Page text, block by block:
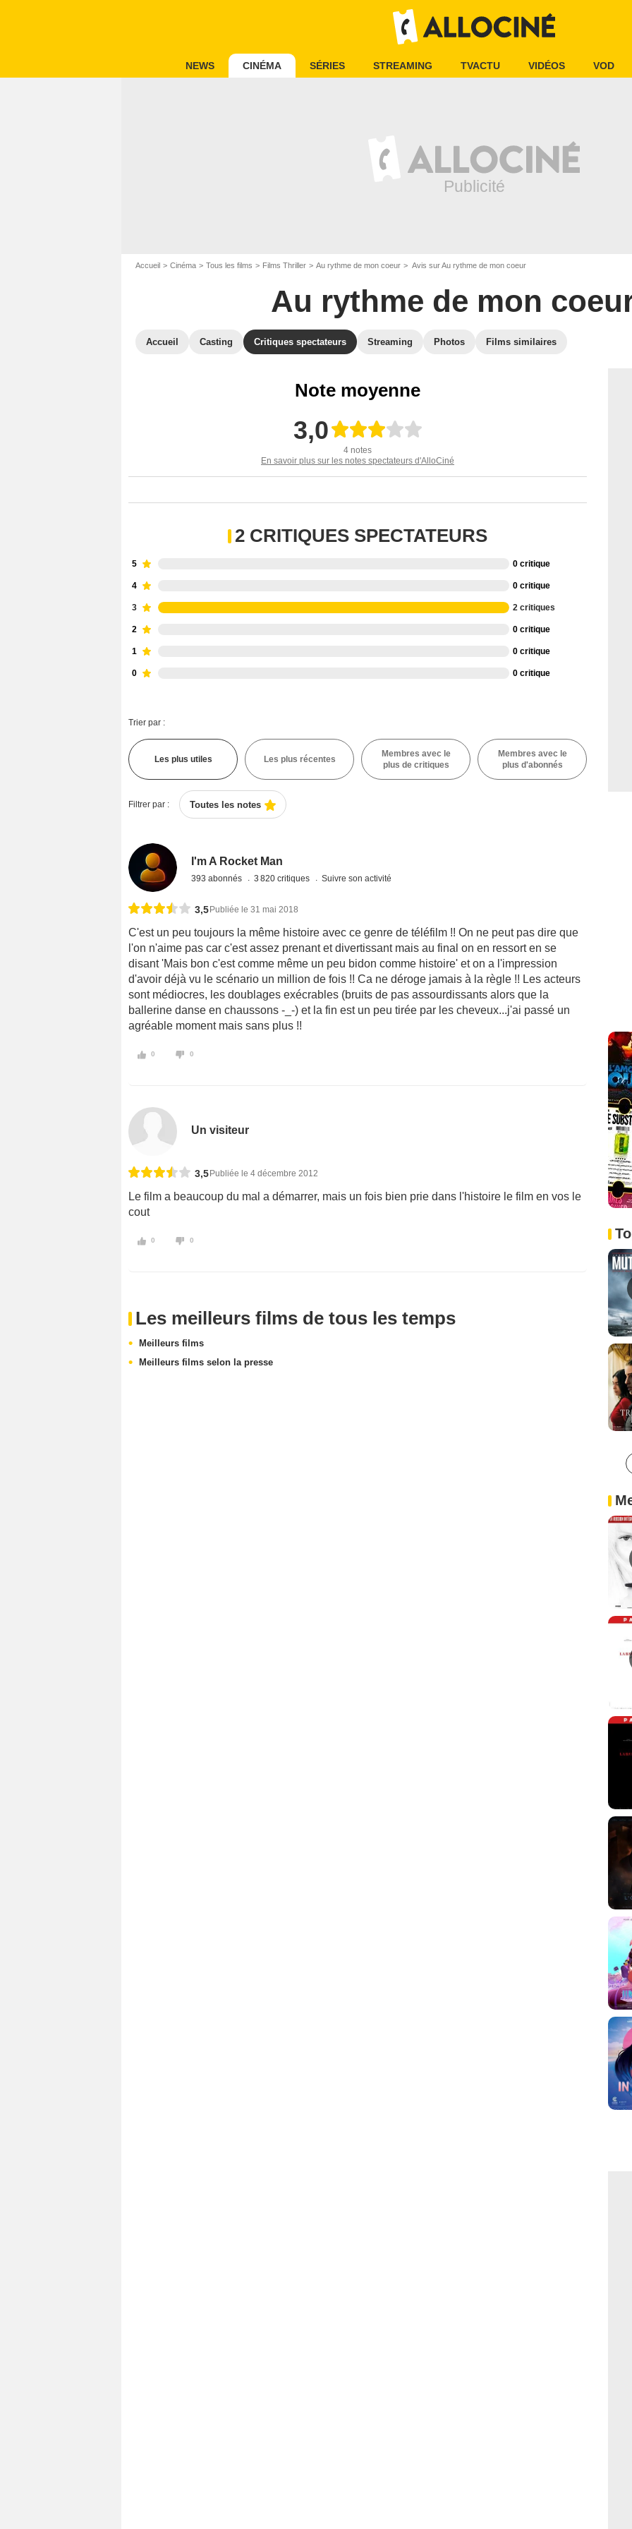
NEWS CINÉMA SÉRIES STREAMING TVACTU VIDÉOS VOD
Accueil Cinéma Tous les films Films Thriller Au rythme de mon coeur Avis sur Au rythme de mon coeur
Au rythme de mon
Accueil Casting Critiques spectateurs Streaming Photos Films similaires
Note moyenne
3,0
4 notes
En savoir plus sur les notes spectateurs d'AlloCiné
2 CRITIQUES SPECTATEURS
5 0 critique
4 0 critique
3 2 critiques
2 0 critique
1 0 critique
0 0 critique
Trier par :
Les plus utiles Les plus récentes
Membres avec le
plus de critiques
Membres avec le
plus d'abonnés
Filtrer par : Toutes les notes
I'm A Rocket Man
393 abonnés 3 820 critiques Suivre son activité
3,5 Publiée le 31 mai 2018
C'est un peu toujours la même histoire avec ce genre de téléfilm !! On ne peut pas dire que
l'on n'aime pas car c'est assez prenant et divertissant mais au final on en ressort en se
disant 'Mais bon c'est comme même un peu bidon comme histoire' et on a l'impression
d'avoir déjà vu le scénario un million de fois !! Ca ne déroge jamais à la règle !! Les acteurs
sont médiocres, les doublages exécrables (bruits de pas assourdissants alors que la
ballerine danse en chaussons -_-) et la fin est un peu tirée par les cheveux...j'ai passé un
agréable moment mais sans plus !!
0 0
Un visiteur
3,5Publiée le 4 décembre 2012
Le film a beaucoup du mal a démarrer, mais un fois bien prie dans l'histoire le film en vos le
cout
0 0
Les meilleurs films de tous les temps
Meilleurs films
Meilleurs films selon la presse